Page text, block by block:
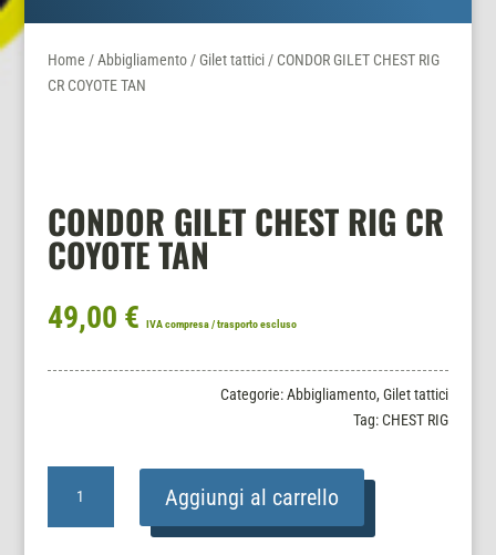
Home /Abbigliamento/ Gilet tattici/ CONDOR GILET CHEST RIG
CR COYOTE TAN
CONDOR GILET CHEST RIG CR
COYOTE TAN
49,00 € IVA compresa / trasporto escluso
Categorie:Abbigliamento,Gilet tattici
Tag:CHEST RIG
GILET
CHEST
Aggiungi al carrello